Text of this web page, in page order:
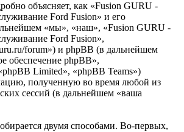
объясняет, как «Fusion GURU -
Ford Fusion» и его
«мы», «наш», «Fusion GURU -
Ford Fusion»,
forum») и phpBB (в дальнейшем
обеспечение phpBB»,
Limited», «phpBB Teams»)
полученную во время любой из
сессий (в дальнейшем «ваша
двумя способами. Во-первых,